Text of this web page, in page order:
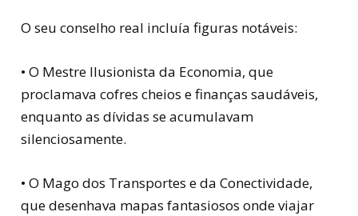
O seu conselho real incluía figuras notáveis:
• O Mestre Ilusionista da Economia, que
proclamava cofres cheios e finanças saudáveis,
enquanto as dívidas se acumulavam
silenciosamente.
• O Mago dos Transportes e da Conectividade,
que desenhava mapas fantasiosos onde viajar